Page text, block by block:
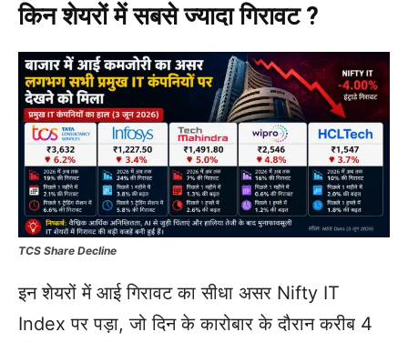
किन शेयरों में सबसे ज्यादा गिरावट ?
TCS Share Decline
इन शेयरों में आई गिरावट का सीधा असर Nifty IT
Index पर पड़ा, जो दिन के कारोबार के दौरान करीब 4